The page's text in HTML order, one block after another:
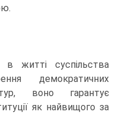
в житті суспільства
демократичних
воно гарантує
як найвищого за